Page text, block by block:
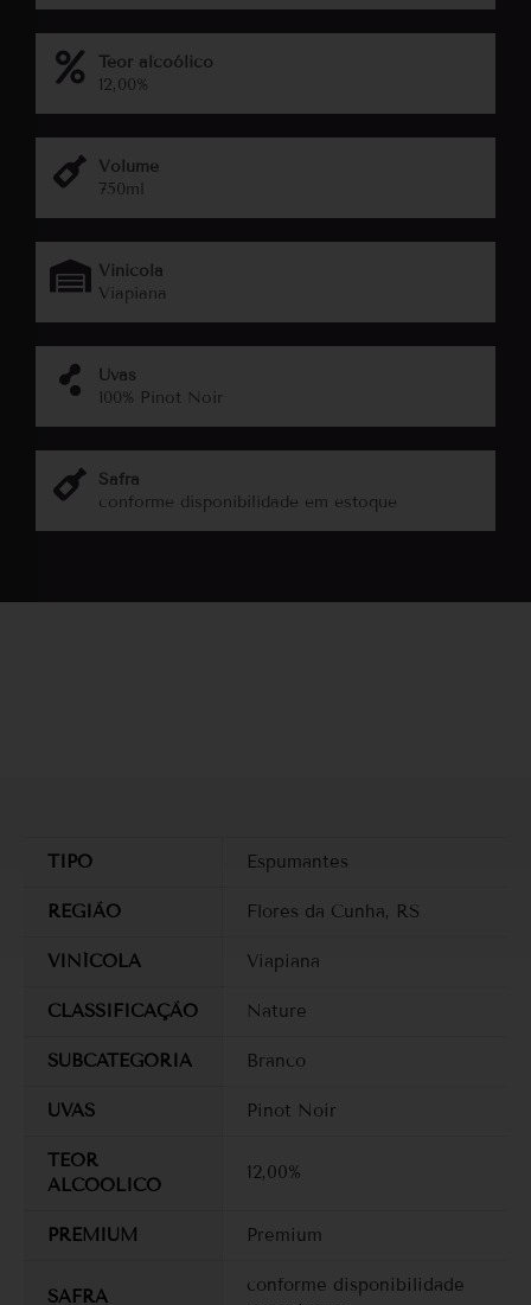
Teor alcoólico
12,00%
Volume
750ml
Vinicola
Viapiana
Uvas
100% Pinot Noir
Safra
conforme disponibilidade em estoque
TIPO Espumantes
REGIÃO Flores da Cunha, RS
VINÍCOLA Viapiana
CLASSIFICAÇÃO Nature
SUBCATEGORIA Branco
UVAS Pinot Noir
TEOR
ALCOOLICO
12,00%
PREMIUM Premium
SAFRA
conforme disponibilidade